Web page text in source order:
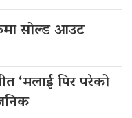
सोल्ड आउट
‘मलाई पिर परेको